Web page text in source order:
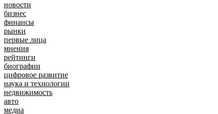
новости
бизнес
финансы
рынки
первые лица
мнения
рейтинги
биографии
цифровое развитие
наука и технологии
недвижимость
авто
медиа